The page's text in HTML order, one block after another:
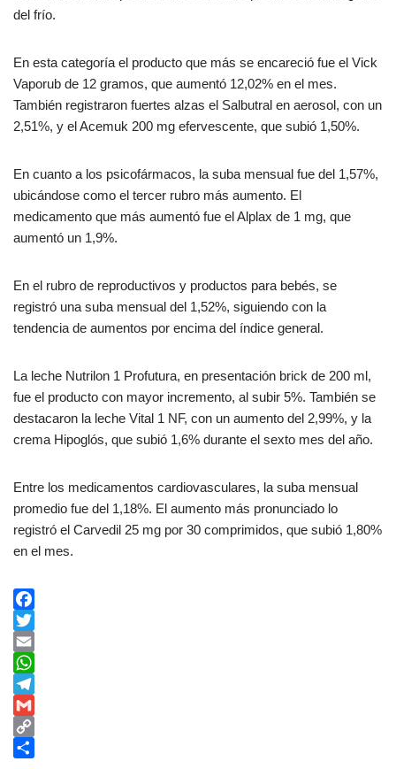
del frío.
En esta categoría el producto que más se encareció fue el Vick
Vaporub de 12 gramos, que aumentó 12,02% en el mes.
También registraron fuertes alzas el Salbutral en aerosol, con un
2,51%, y el Acemuk 200 mg efervescente, que subió 1,50%.
En cuanto a los psicofármacos, la suba mensual fue del 1,57%,
ubicándose como el tercer rubro más aumento. El
medicamento que más aumentó fue el Alplax de 1 mg, que
aumentó un 1,9%.
En el rubro de reproductivos y productos para bebés, se
registró una suba mensual del 1,52%, siguiendo con la
tendencia de aumentos por encima del índice general.
La leche Nutrilon 1 Profutura, en presentación brick de 200 ml,
fue el producto con mayor incremento, al subir 5%. También se
destacaron la leche Vital 1 NF, con un aumento del 2,99%, y la
crema Hipoglós, que subió 1,6% durante el sexto mes del año.
Entre los medicamentos cardiovasculares, la suba mensual
promedio fue del 1,18%. El aumento más pronunciado lo
registró el Carvedil 25 mg por 30 comprimidos, que subió 1,80%
en el mes.
F
a
c
e
b
o
o
T
w
t
e
E
m
a
W
h
a
T
eG
m
C